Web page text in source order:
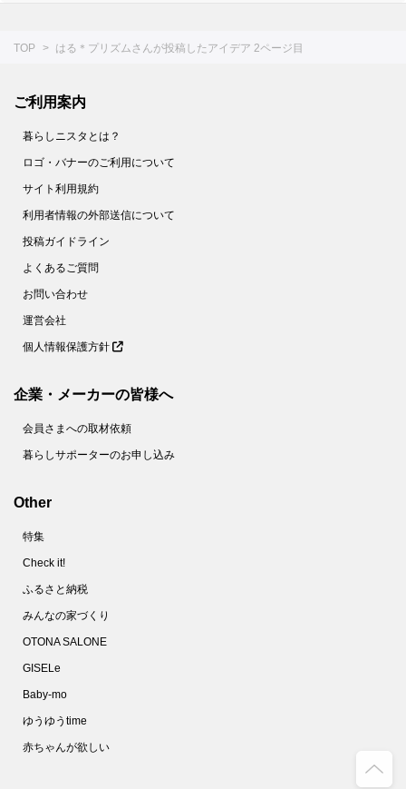
TOP はる＊プリズムさんが投稿したアイデア 2ページ目
ご利用案内
暮らしニスタとは？
ロゴ・バナーのご利用について
サイト利用規約
利用者情報の外部送信について
投稿ガイドライン
よくあるご質問
お問い合わせ
運営会社
個人情報保護方針
企業・メーカーの皆様へ
会員さまへの取材依頼
暮らしサポーターのお申し込み
Other
特集
Check it!
ふるさと納税
みんなの家づくり
OTONA SALONE
GISELe
Baby-mo
ゆうゆうtime
赤ちゃんが欲しい